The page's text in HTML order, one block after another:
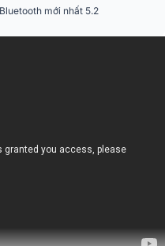
20mm
AVRCP, HFP, SSP
mới nhất 5.2